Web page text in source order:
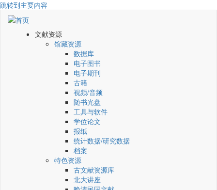
跳转到主要内容
文献资源
馆藏资源
数据库
电子图书
电子期刊
古籍
视频/音频
随书光盘
工具与软件
学位论文
报纸
统计数据/研究数据
档案
特色资源
古文献资源库
北大讲座